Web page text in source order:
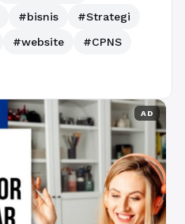
#bisnis
#Strategi
#website
#CPNS
AD